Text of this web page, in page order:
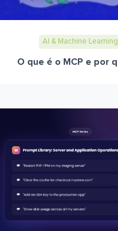
AI & Machine Learning
O que é o MCP e por